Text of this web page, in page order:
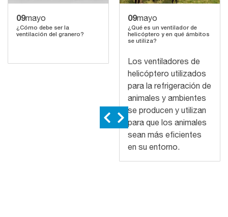
09mayo
¿Cómo debe ser la
ventilación del granero?
09mayo
¿Qué es un ventilador de
helicóptero y en qué ámbitos
se utiliza?
Los ventiladores de
helicóptero utilizados
para la refrigeración de
animales y ambientes
se producen y utilizan
para que los animales
sean más eficientes
en su entorno.